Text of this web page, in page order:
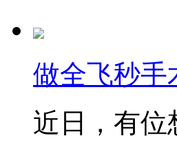
做全飞秒手
近日，有位